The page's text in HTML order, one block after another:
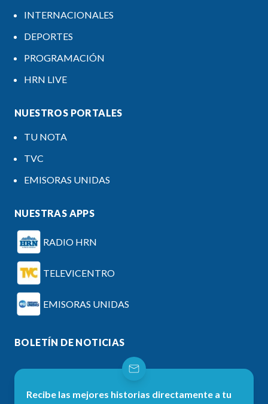
INTERNACIONALES
DEPORTES
PROGRAMACIÓN
HRN LIVE
NUESTROS PORTALES
TU NOTA
TVC
EMISORAS UNIDAS
NUESTRAS APPS
RADIO HRN
TELEVICENTRO
EMISORAS UNIDAS
BOLETÍN DE NOTICIAS
Recibe las mejores historias directamente a tu